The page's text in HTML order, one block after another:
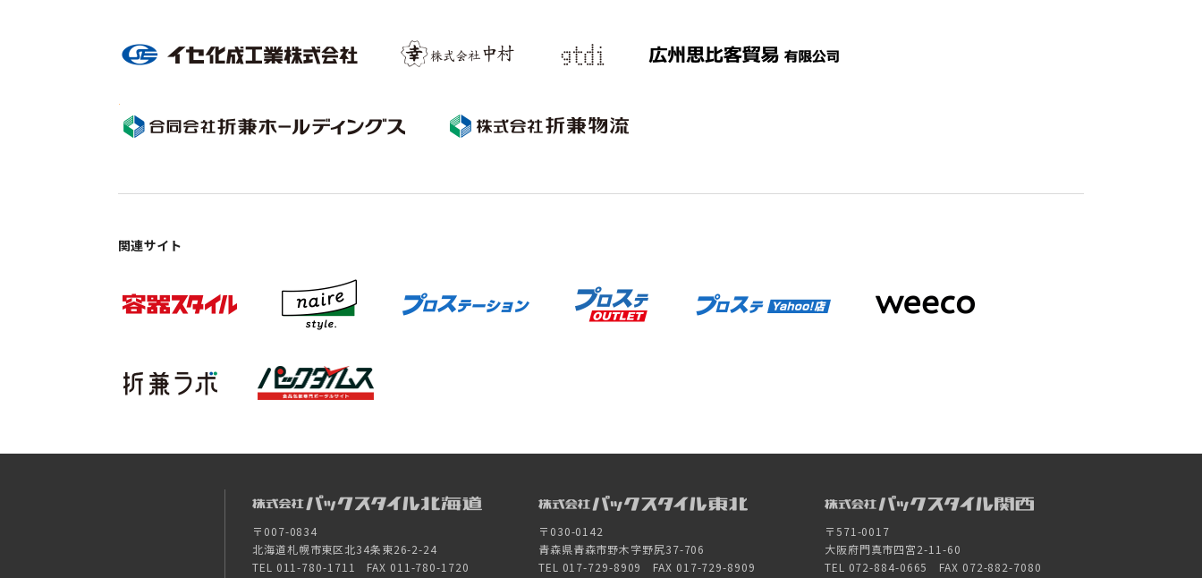
関連サイト
〒007-0834
北海道札幌市東区北34条東26-2-24
TEL 011-780-1711 FAX 011-780-1720
〒030-0142
青森県青森市野木字野尻37-706
TEL 017-729-8909 FAX 017-729-8909
〒571-0017
大阪府門真市四宮2-11-60
TEL 072-884-0665 FAX 072-882-7080